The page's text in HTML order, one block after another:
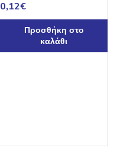
0,12€
Προσθήκη στο
καλάθι